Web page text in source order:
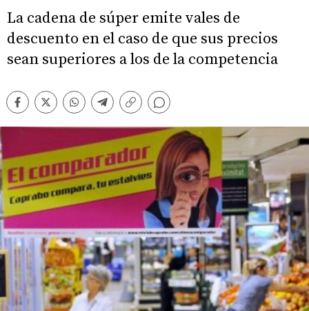
La cadena de súper emite vales de
descuento en el caso de que sus precios
sean superiores a los de la competencia
Facebook
TwitterWhatsappTelegram
Copiar
Comentarios